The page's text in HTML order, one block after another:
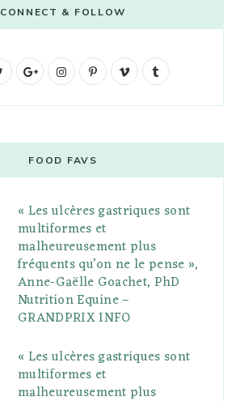
CONNECT & FOLLOW
t
G
g
l
e
P
l
s
I
t
a
g
r
a
m
P
e
r
e
s
V
o
l
r
FOOD FAVS
« Les ulcères gastriques sont
multiformes et
malheureusement plus
fréquents qu’on ne le pense »,
Anne-Gaëlle Goachet, PhD
Nutrition Equine –
GRANDPRIX INFO
« Les ulcères gastriques sont
multiformes et
malheureusement plus